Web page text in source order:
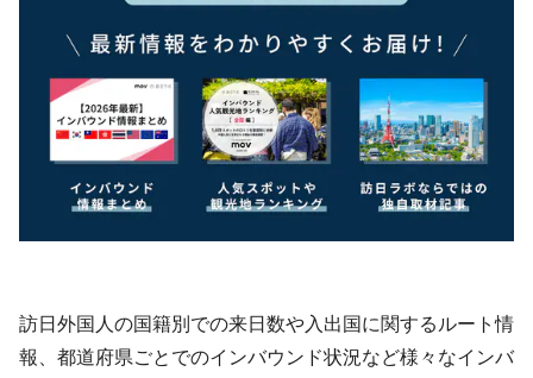
訪日外国人の国籍別での来日数や入出国に関するルート情
報、都道府県ごとでのインバウンド状況など様々なインバ